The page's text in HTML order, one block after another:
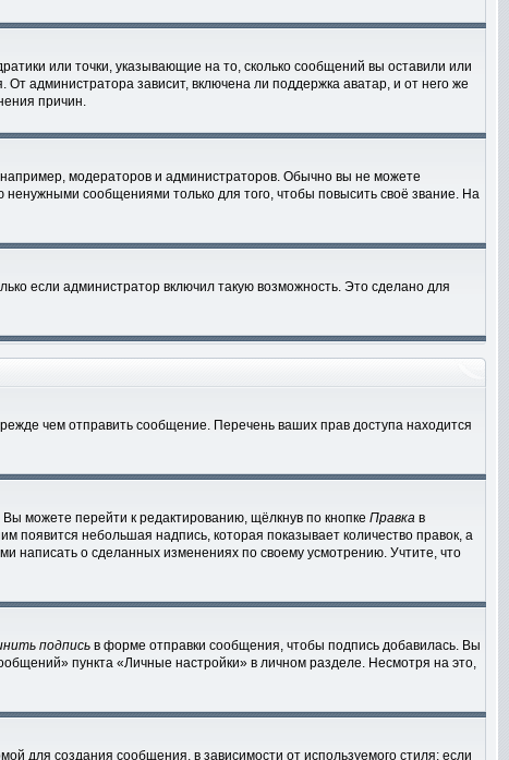
или точки, указывающие на то, сколько сообщений вы оставили или
администратора зависит, включена ли поддержка аватар, и от него же
причин.
модераторов и администраторов. Обычно вы не можете
сообщениями только для того, чтобы повысить своё звание. На
если администратор включил такую возможность. Это сделано для
чем отправить сообщение. Перечень ваших прав доступа находится
можете перейти к редактированию, щёлкнув по кнопке Правка в
появится небольшая надпись, которая показывает количество правок, а
написать о сделанных изменениях по своему усмотрению. Учтите, что
подпись в форме отправки сообщения, чтобы подпись добавилась. Вы
пункта «Личные настройки» в личном разделе. Несмотря на это,
для создания сообщения, в зависимости от используемого стиля; если